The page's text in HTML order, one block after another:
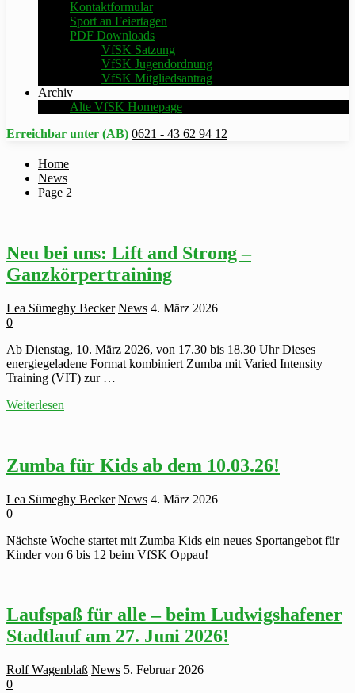
Kontaktformular
Sport an Feiertagen
PDF Downloads
VfSK Satzung
VfSK Jugendordnung
VfSK Mitgliedsantrag
Archiv
Alte VfSK Homepage
Erreichbar unter (AB) 0621 - 43 62 94 12
Home
News
Page 2
Neu bei uns: Lift and Strong –
Ganzkörpertraining
Lea Sümeghy Becker News 4. März 2026
0
Ab Dienstag, 10. März 2026, von 17.30 bis 18.30 Uhr Dieses
energiegeladene Format kombiniert Zumba mit Varied Intensity
Training (VIT) zur …
Neu
and
Strong
Ganzkörpertraining
Weiterlesen
Zumba für Kids ab dem 10.03.26!
Lea Sümeghy Becker News 4. März 2026
0
Nächste Woche startet mit Zumba Kids ein neues Sportangebot für
Kinder von 6 bis 12 beim VfSK Oppau!
Laufspaß für alle – beim Ludwigshafener
Stadtlauf am 27. Juni 2026!
Rolf Wagenblaß News 5. Februar 2026
0